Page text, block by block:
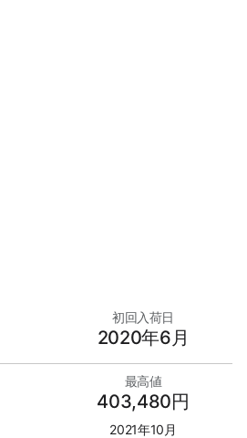
初回入荷日
2020年6月
最高値
403,480円
2021年10月